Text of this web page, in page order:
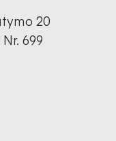
20
699